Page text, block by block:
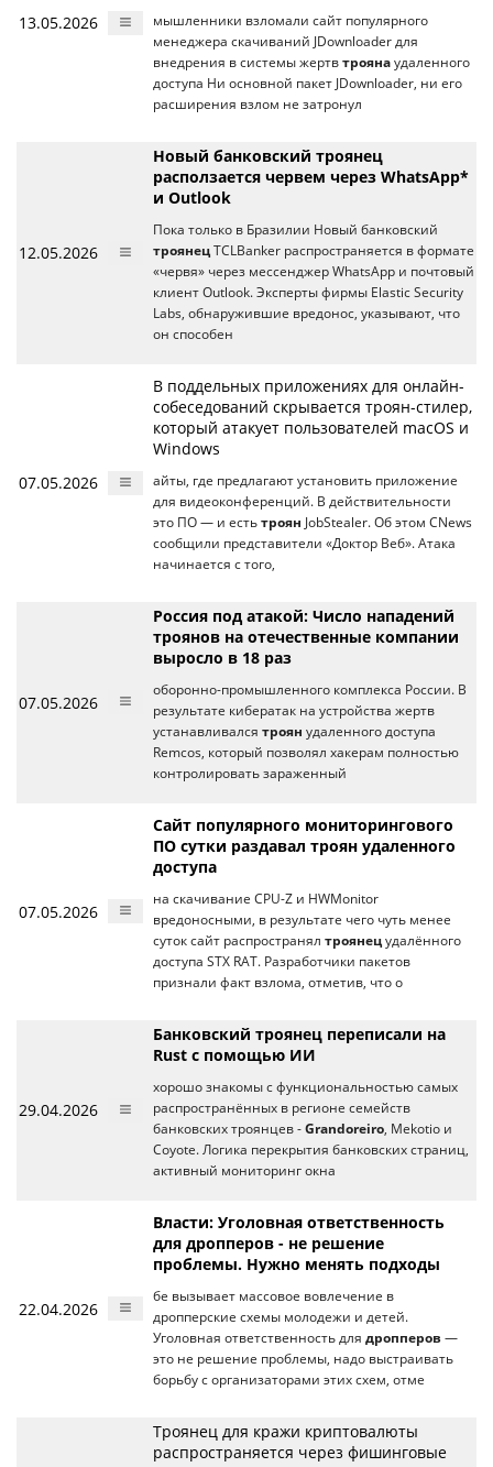
13.05.2026
мышленники взломали сайт популярного
менеджера скачиваний JDownloader для
внедрения в системы жертв трояна удаленного
доступа Ни основной пакет JDownloader, ни его
расширения взлом не затронул
12.05.2026
Новый банковский троянец
расползается червем через WhatsApp*
и Outlook
Пока только в Бразилии Новый банковский
троянец TCLBanker распространяется в формате
«червя» через мессенджер WhatsApp и почтовый
клиент Outlook. Эксперты фирмы Elastic Security
Labs, обнаружившие вредонос, указывают, что
он способен
07.05.2026
В поддельных приложениях для онлайн-
собеседований скрывается троян-стилер,
который атакует пользователей macOS и
Windows
айты, где предлагают установить приложение
для видеоконференций. В действительности
это ПО — и есть троян JobStealer. Об этом CNews
сообщили представители «Доктор Веб». Атака
начинается с того,
07.05.2026
Россия под атакой: Число нападений
троянов на отечественные компании
выросло в 18 раз
оборонно-промышленного комплекса России. В
результате кибератак на устройства жертв
устанавливался троян удаленного доступа
Remcos, который позволял хакерам полностью
контролировать зараженный
07.05.2026
Сайт популярного мониторингового
ПО сутки раздавал троян удаленного
доступа
на скачивание CPU-Z и HWMonitor
вредоносными, в результате чего чуть менее
суток сайт распространял троянец удалённого
доступа STX RAT. Разработчики пакетов
признали факт взлома, отметив, что о
29.04.2026
Банковский троянец переписали на
Rust с помощью ИИ
хорошо знакомы с функциональностью самых
распространённых в регионе семейств
банковских троянцев - Grandoreiro, Mekotio и
Coyote. Логика перекрытия банковских страниц,
активный мониторинг окна
22.04.2026
Власти: Уголовная ответственность
для дропперов - не решение
проблемы. Нужно менять подходы
бе вызывает массовое вовлечение в
дропперские схемы молодежи и детей.
Уголовная ответственность для дропперов —
это не решение проблемы, надо выстраивать
борьбу с организаторами этих схем, отме
Троянец для кражи криптовалюты
распространяется через фишинговые